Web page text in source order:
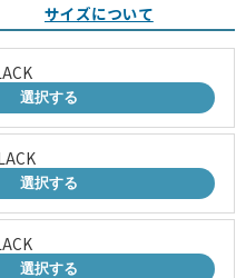
サイズについて
選択する
選択する
選択する